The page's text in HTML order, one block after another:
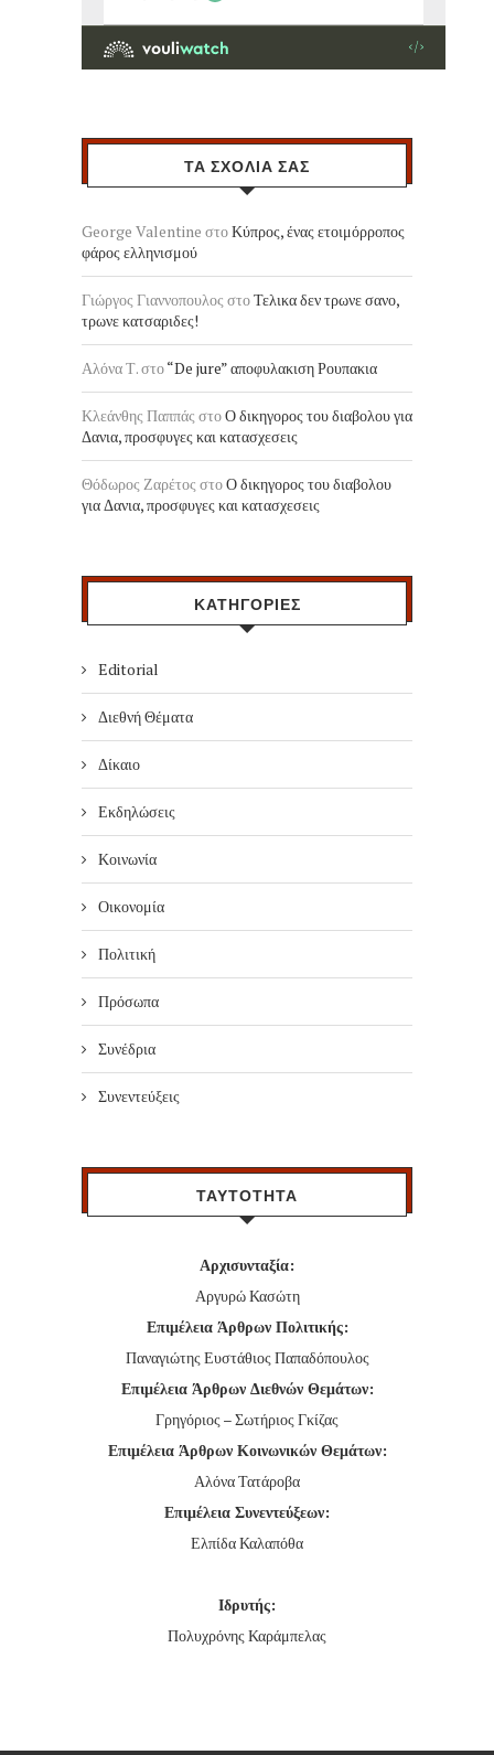
ΤΑ ΣΧΟΛΙΑ ΣΑΣ
George Valentine στοΚύπρος, ένας ετοιμόρροπος
φάρος ελληνισμού
Γιώργος Γιαννοπουλος στοΤελικα δεν τρωνε σανο,
τρωνε κατσαριδες!
Αλόνα Τ.στο“De jure” αποφυλακιση Ρουπακια
Κλεάνθης Παππάς στοΟ δικηγορος του διαβολου για
Δανια, προσφυγες και κατασχεσεις
Θόδωρος Ζαρέτος στοΟ δικηγορος του διαβολου
για Δανια, προσφυγες και κατασχεσεις
ΚΑΤΗΓΟΡΙΕΣ
Editorial
Διεθνή Θέματα
Δίκαιο
Εκδηλώσεις
Κοινωνία
Οικονομία
Πολιτική
Πρόσωπα
Συνέδρια
Συνεντεύξεις
ΤΑΥΤΟΤΗΤΑ
Αρχισυνταξία:
Αργυρώ Κασώτη
Επιμέλεια Άρθρων Πολιτικής:
Παναγιώτης Ευστάθιος Παπαδόπουλος
Επιμέλεια Άρθρων Διεθνών Θεμάτων:
Γρηγόριος – Σωτήριος Γκίζας
Επιμέλεια Άρθρων Κοινωνικών Θεμάτων:
Αλόνα Τατάροβα
Επιμέλεια Συνεντεύξεων:
Ελπίδα Καλαπόθα
Ιδρυτής:
Πολυχρόνης Καράμπελας